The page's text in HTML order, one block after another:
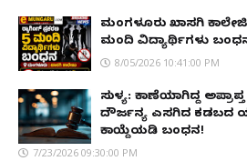
ಮಂಗಳೂರು ಖಾಸಗಿ
ಮಂದಿ ವಿದ್ಯಾರ್ಥಿಗಳು
8/05/2026 10:41:00 PM
ಸುಳ್ಯ: ಕಾಣೆಯಾಗಿದ್ದ
ದೌರ್ಜನ್ಯ ಎಸಗಿದ ಕಡಬದ
ಕಾಯ್ದೆಯಡಿ ಬಂಧನ!
7/23/2026 09:30:00 PM